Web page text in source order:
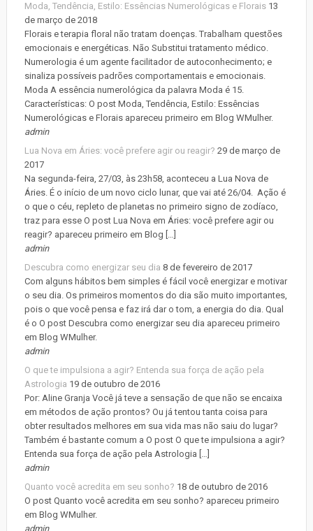
Moda, Tendência, Estilo: Essências Numerológicas e Florais 13
de março de 2018
Florais e terapia floral não tratam doenças. Trabalham questões
emocionais e energéticas. Não Substitui tratamento médico.
Numerologia é um agente facilitador de autoconhecimento; e
sinaliza possíveis padrões comportamentais e emocionais.
Moda A essência numerológica da palavra Moda é 15.
Características: O post Moda, Tendência, Estilo: Essências
Numerológicas e Florais apareceu primeiro em Blog WMulher.
admin
Lua Nova em Áries: você prefere agir ou reagir? 29 de março de
2017
Na segunda-feira, 27/03, às 23h58, aconteceu a Lua Nova de
Áries. É o início de um novo ciclo lunar, que vai até 26/04. Ação é
o que o céu, repleto de planetas no primeiro signo de zodíaco,
traz para esse O post Lua Nova em Áries: você prefere agir ou
reagir? apareceu primeiro em Blog […]
admin
Descubra como energizar seu dia 8 de fevereiro de 2017
Com alguns hábitos bem simples é fácil você energizar e motivar
o seu dia. Os primeiros momentos do dia são muito importantes,
pois o que você pensa e faz irá dar o tom, a energia do dia. Qual
é o O post Descubra como energizar seu dia apareceu primeiro
em Blog WMulher.
admin
O que te impulsiona a agir? Entenda sua força de ação pela
Astrologia 19 de outubro de 2016
Por: Aline Granja Você já teve a sensação de que não se encaixa
em métodos de ação prontos? Ou já tentou tanta coisa para
obter resultados melhores em sua vida mas não saiu do lugar?
Também é bastante comum a O post O que te impulsiona a agir?
Entenda sua força de ação pela Astrologia […]
admin
Quanto você acredita em seu sonho? 18 de outubro de 2016
O post Quanto você acredita em seu sonho? apareceu primeiro
em Blog WMulher.
admin